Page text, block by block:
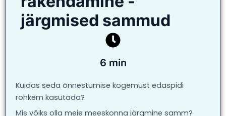
järgmised sammud
6 min
Kuidas seda õnnestumise kogemust edaspidi
rohkem kasutada?
Mis võiks olla meie meeskonna järgmine samm?